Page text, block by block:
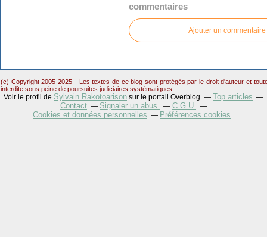
commentaires
Ajouter un commentaire
(c) Copyright 2005-2025 - Les textes de ce blog sont protégés par le droit d'auteur et
interdite sous peine de poursuites judiciaires systématiques.
Voir le profil de Sylvain Rakotoarison sur le portail Overblog
Top articles
Contact
Signaler un abus
C.G.U.
Cookies et données personnelles
Préférences cookies